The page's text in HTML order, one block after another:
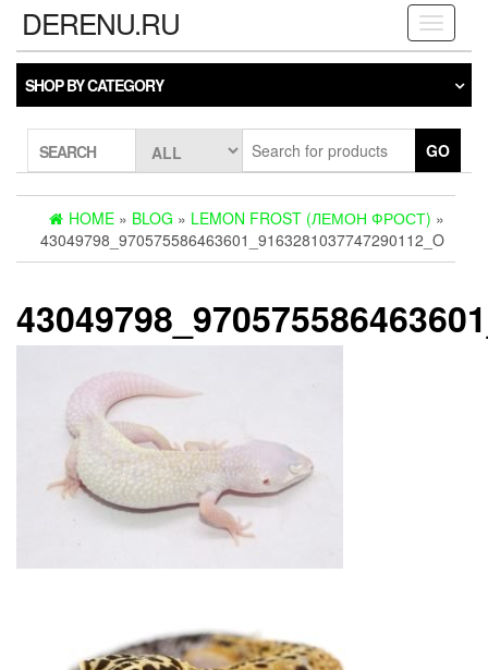
Toggle
DERENU.RU
SHOP BY CATEGORY
SEARCH GO
HOME » BLOG » LEMON FROST (ЛЕМОН ФРОСТ) »
43049798_970575586463601_9163281037747290112_O